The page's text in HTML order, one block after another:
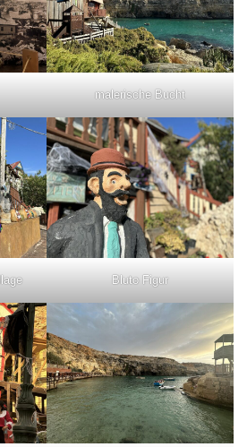
malerische Bucht
Bluto Figur